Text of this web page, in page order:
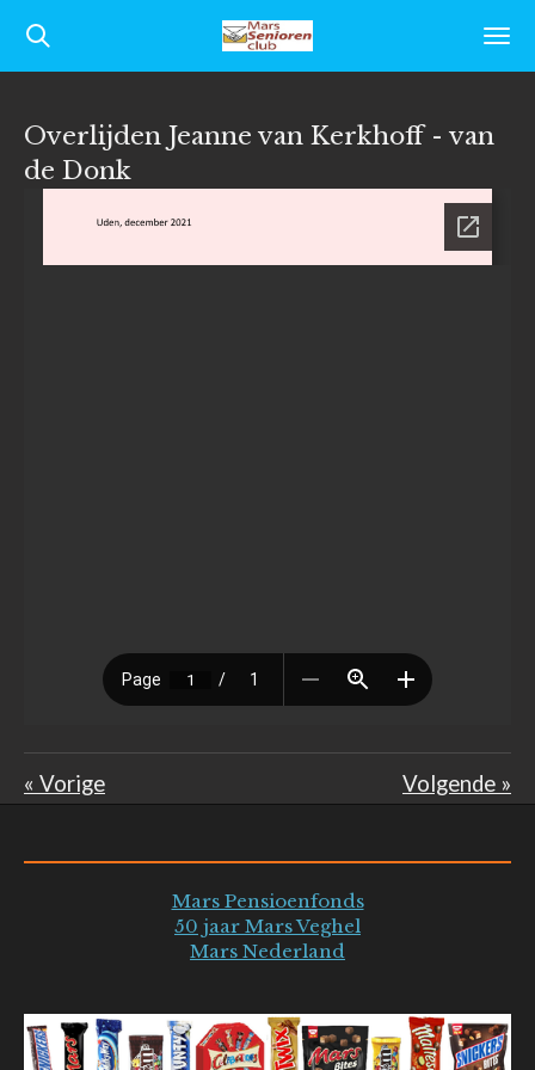
Ga
direct
de
hoofdinhoud
Overlijden Jeanne van Kerkhoff - van
de Donk
« Vorige Volgende »
Mars Pensioenfonds
50 jaar Mars Veghel
Mars Nederland